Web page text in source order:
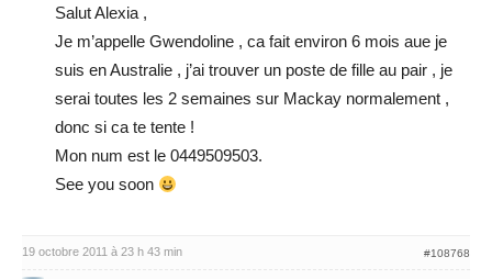
Salut Alexia ,
Je m’appelle Gwendoline , ca fait environ 6 mois aue je
suis en Australie , j’ai trouver un poste de fille au pair , je
serai toutes les 2 semaines sur Mackay normalement ,
donc si ca te tente !
Mon num est le 0449509503.
See you soon
19 octobre 2011 à 23 h 43 min #108768